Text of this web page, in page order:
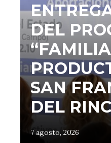
DEL
“FAMILIA
SAN
DEL
7 agosto, 2026